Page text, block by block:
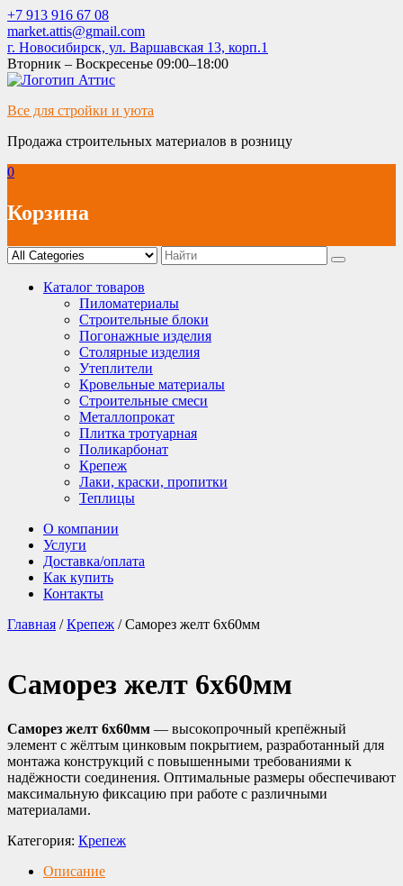
Skip
to
content
+7 913 916 67 08
market.attis@gmail.com
г. Новосибирск, ул. Варшавская 13, корп.1
Вторник – Воскресенье 09:00–18:00
Все для стройки и уюта
Продажа строительных материалов в розницу
0
Корзина
Каталог товаров
Пиломатериалы
Строительные блоки
Погонажные изделия
Столярные изделия
Утеплители
Кровельные материалы
Строительные смеси
Металлопрокат
Плитка тротуарная
Поликарбонат
Крепеж
Лаки, краски, пропитки
Теплицы
О компании
Услуги
Доставка/оплата
Как купить
Контакты
Главная /Крепеж / Саморез желт 6х60мм
Саморез желт 6х60мм
Саморез желт 6х60мм — высокопрочный крепёжный
элемент с жёлтым цинковым покрытием, разработанный для
монтажа конструкций с повышенными требованиями к
надёжности соединения. Оптимальные размеры обеспечивают
максимальную фиксацию при работе с различными
материалами.
Категория: Крепеж
Описание